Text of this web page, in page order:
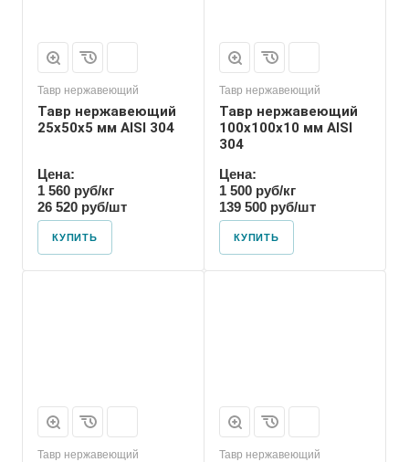
Тавр нержавеющий
Тавр нержавеющий
25х50х5 мм AISI 304
Цена:
1 560 руб/кг
26 520 руб/шт
КУПИТЬ
Тавр нержавеющий
Тавр нержавеющий
100х100х10 мм AISI
304
Цена:
1 500 руб/кг
139 500 руб/шт
КУПИТЬ
Тавр нержавеющий Тавр нержавеющий